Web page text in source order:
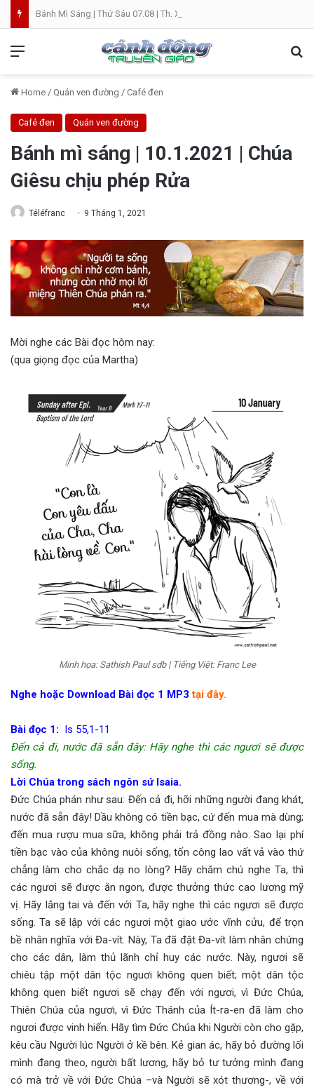
Home / Quán ven đường / Café đen
Café đen Quán ven đường
Bánh mì sáng | 10.1.2021 | Chúa
Giêsu chịu phép Rửa
Téléfranc 9 Tháng 1, 2021
Mời nghe các Bài đọc hôm nay:
(qua giọng đọc của Martha)
Minh họa: Sathish Paul sdb | Tiếng Việt: Franc Lee
Nghe hoặc Download Bài đọc 1 MP3 tại đây.
Bài đọc 1: Is 55,1-11
Đến cả đi, nước đã sẵn đây: Hãy nghe thì các ngươi sẽ được
sống.
Lời Chúa trong sách ngôn sứ Isaia.
Đức Chúa phán như sau: Đến cả đi, hỡi những người đang khát,
nước đã sẵn đây! Dầu không có tiền bạc, cứ đến mua mà dùng;
đến mua rượu mua sữa, không phải trả đồng nào. Sao lại phí
tiền bạc vào của không nuôi sống, tốn công lao vất vả vào thứ
chẳng làm cho chắc dạ no lòng? Hãy chăm chú nghe Ta, thì
các ngươi sẽ được ăn ngon, được thưởng thức cao lương mỹ
vị. Hãy lắng tai và đến với Ta, hãy nghe thì các ngươi sẽ được
sống. Ta sẽ lập với các ngươi một giao ước vĩnh cửu, để trọn
bề nhân nghĩa với Đa-vít. Này, Ta đã đặt Đa-vít làm nhân chứng
cho các dân, làm thủ lãnh chỉ huy các nước. Này, ngươi sẽ
chiêu tập một dân tộc nguơi không quen biết; một dân tộc
không quen biết ngươi sẽ chạy đến với ngươi, vì Đức Chúa,
Thiên Chúa của ngươi, vì Đức Thánh của Ít-ra-en đã làm cho
ngươi được vinh hiển. Hãy tìm Đức Chúa khi Người còn cho gặp,
kêu cầu Người lúc Người ở kề bên. Kẻ gian ác, hãy bỏ đường lối
mình đang theo, người bất lương, hãy bỏ tư tưởng mình đang
có mà trở về với Đức Chúa –và Người sẽ xót thương-, về với